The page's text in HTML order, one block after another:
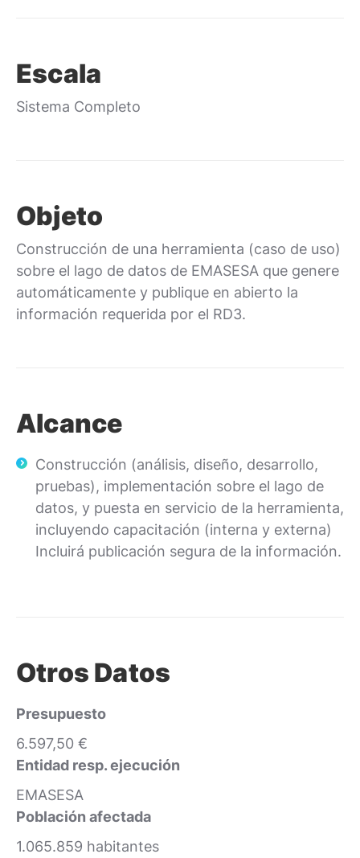
Escala
Sistema Completo
Objeto
Construcción de una herramienta (caso de uso)
sobre el lago de datos de EMASESA que genere
automáticamente y publique en abierto la
información requerida por el RD3.
Alcance
Construcción (análisis, diseño, desarrollo,
pruebas), implementación sobre el lago de
datos, y puesta en servicio de la herramienta,
incluyendo capacitación (interna y externa)
Incluirá publicación segura de la información.
Otros Datos
Presupuesto
6.597,50 €
Entidad resp. ejecución
EMASESA
Población afectada
1.065.859 habitantes